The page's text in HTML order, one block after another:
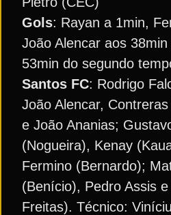
Gols: Rayan a 1min,
João Alencar aos
53min do segundo
Santos FC: Rodrigo
João Alencar,
e João Ananias;
(Nogueira), Kenay
Fermino (Bernardo);
(Benício), Pedro Assis
Freitas). Técnico: